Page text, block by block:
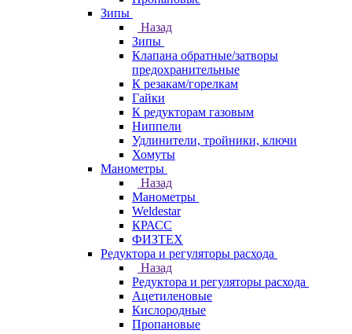
Зипы
Назад
Зипы
Клапана обратные/затворы
предохранительные
К резакам/горелкам
Гайки
К редукторам газовым
Ниппели
Удлинители, тройники, ключи
Хомуты
Манометры
Назад
Манометры
Weldestar
КРАСС
ФИЗТЕХ
Редуктора и регуляторы расхода
Назад
Редуктора и регуляторы расхода
Ацетиленовые
Кислородные
Пропановые